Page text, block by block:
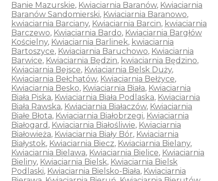
Banie Mazurskie, Kwiaciarnia Baranów, Kwiaciarnia
Baranów Sandomierski, Kwiaciarnia Baranowo,
kwiaciarnia Barciany, Kwiaciarnia Barcin, kwiaciarnia
Barczewo, Kwiaciarnia Bardo, Kwiaciarnia Bargłów
Kościelny, Kwiaciarnia Barlinek, kwiaciarnia
Bartoszyce, Kwiaciarnia Baruchowo, Kwiaciarnia
Barwice, Kwiaciarnia Będzin, kwiaciarnia Będzino,
Kwiaciarnia Bejsce, Kwiaciarnia Belsk Duży,
Kwiaciarnia Bełchatów, Kwiaciarnia Bełżyce,
Kwiaciarnia Besko, Kwiaciarnia Biała, Kwiaciarnia
Biała Piska, Kwiaciarnia Biała Podlaska, Kwiaciarnia
Biała Rawska, Kwiaciarnia Białaczów, Kwiaciarnia
Białe Błota, Kwiaciarnia Białobrzegi, Kwiaciarnia
Białogard , Kwiaciarnia Białośliwie, Kwiaciarnia
Białowieża, Kwiaciarnia Biały Bór, Kwiaciarnia
Białystok, Kwiaciarnia Biecz, Kwiaciarnia Bielany,
Kwiaciarnia Bielawa, Kwiaciarnia Bielice, Kwiaciarnia
Bieliny, Kwiaciarnia Bielsk, Kwiaciarnia Bielsk
Podlaski, Kwiaciarnia Bielsko-Biała, Kwiaciarnia